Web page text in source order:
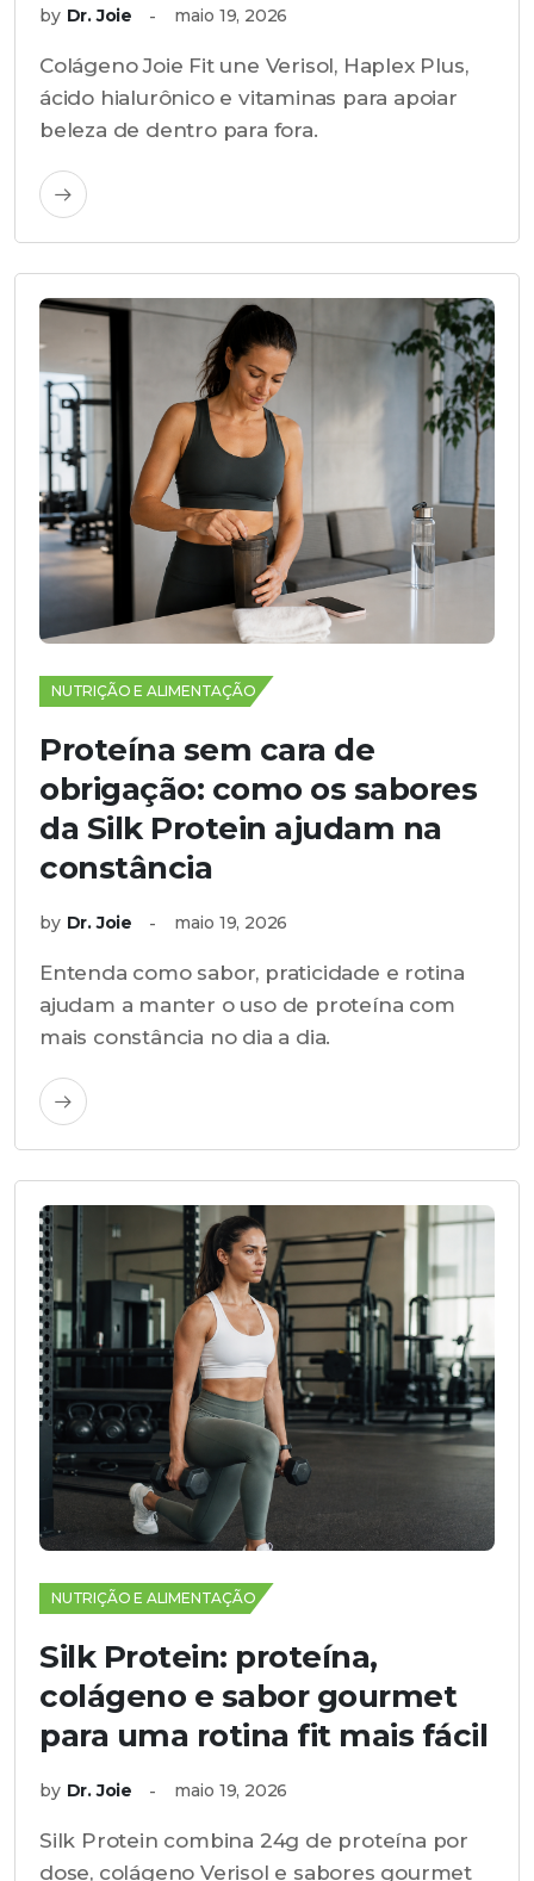
by Dr. Joie maio 19, 2026
Colágeno Joie Fit une Verisol, Haplex Plus,
ácido hialurônico e vitaminas para apoiar
beleza de dentro para fora.
NUTRIÇÃO E ALIMENTAÇÃO
Proteína sem cara de
obrigação: como os sabores
da Silk Protein ajudam na
constância
by Dr. Joie maio 19, 2026
Entenda como sabor, praticidade e rotina
ajudam a manter o uso de proteína com
mais constância no dia a dia.
NUTRIÇÃO E ALIMENTAÇÃO
Silk Protein: proteína,
colágeno e sabor gourmet
para uma rotina fit mais fácil
by Dr. Joie maio 19, 2026
Silk Protein combina 24g de proteína por
dose, colágeno Verisol e sabores gourmet